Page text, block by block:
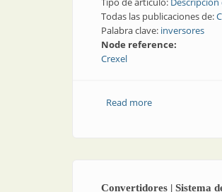
Todas las publicaciones de:
Palabra clave: inversores
Node reference:
Crexel
Read moreabout
Convertidores | Sistema